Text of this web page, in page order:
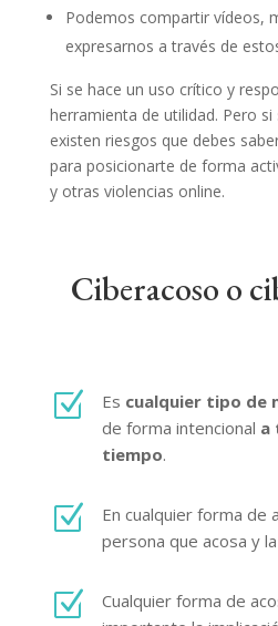
Podemos compartir vídeos,
expresarnos a través de
Si se hace un uso crítico y
herramienta de utilidad. Pero
existen riesgos que debes
para posicionarte de forma
y otras violencias online.
Ciberacoso o
Z Es cualquier tipo de
de forma intencional a
tiempo.
Z En cualquier forma de
persona que acosa y
Z Cualquier forma de